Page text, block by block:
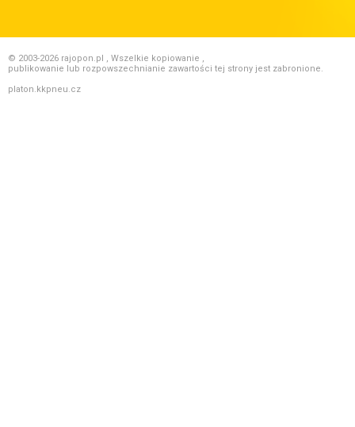
© 2003-2026 rajopon.pl , Wszelkie kopiowanie ,
publikowanie lub rozpowszechnianie zawartości tej strony jest zabronione.
platon.kkpneu.cz